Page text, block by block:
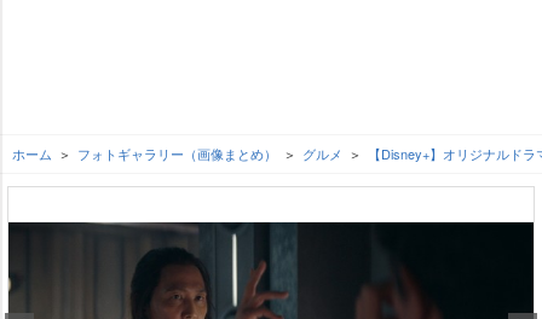
ホーム フォトギャラリー（画像まとめ） グルメ 【Disney+】オリジナルド